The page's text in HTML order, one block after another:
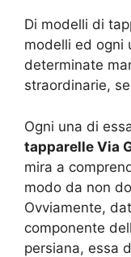
Di modelli di
modelli ed ogni
determinate
straordinarie,
Ogni una di
tapparelle Via
mira a
modo da non
Ovviamente,
componente
persiana, essa